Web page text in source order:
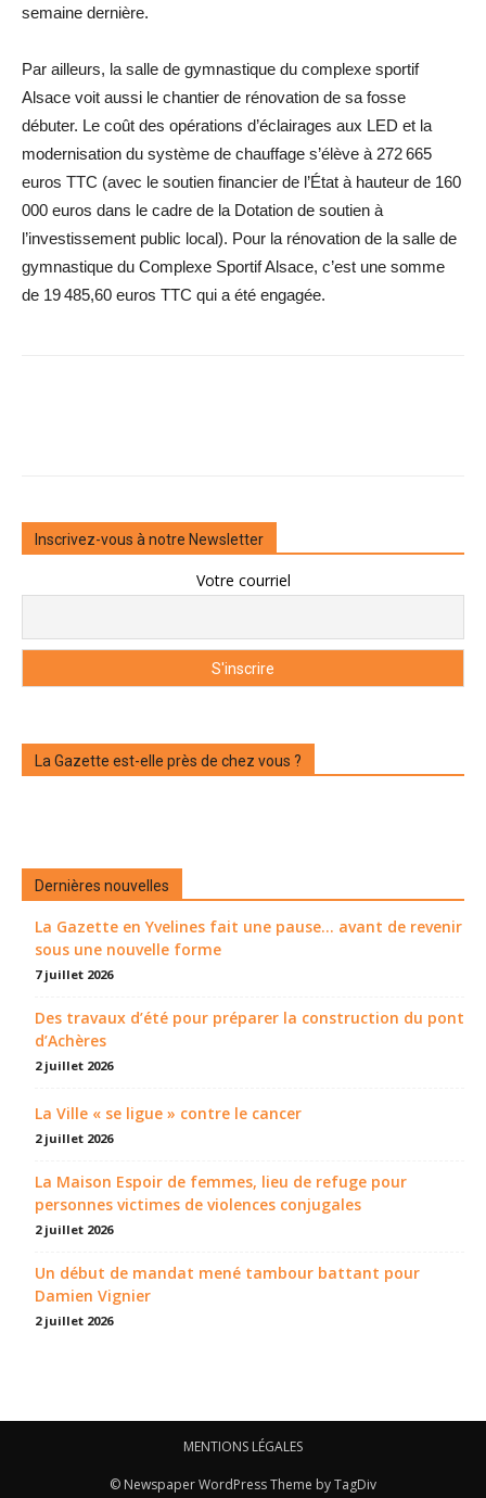
semaine dernière.
Par ailleurs, la salle de gymnastique du complexe sportif
Alsace voit aussi le chantier de rénovation de sa fosse
débuter. Le coût des opérations d’éclairages aux LED et la
modernisation du système de chauffage s’élève à 272 665
euros TTC (avec le soutien financier de l’État à hauteur de 160
000 euros dans le cadre de la Dotation de soutien à
l’investissement public local). Pour la rénovation de la salle de
gymnastique du Complexe Sportif Alsace, c’est une somme
de 19 485,60 euros TTC qui a été engagée.
Inscrivez-vous à notre Newsletter
Votre courriel
La Gazette est-elle près de chez vous ?
Dernières nouvelles
La Gazette en Yvelines fait une pause... avant de revenir
sous une nouvelle forme
7 juillet 2026
Des travaux d’été pour préparer la construction du pont
d’Achères
2 juillet 2026
La Ville « se ligue » contre le cancer
2 juillet 2026
La Maison Espoir de femmes, lieu de refuge pour
personnes victimes de violences conjugales
2 juillet 2026
Un début de mandat mené tambour battant pour
Damien Vignier
2 juillet 2026
MENTIONS LÉGALES
© Newspaper WordPress Theme by TagDiv